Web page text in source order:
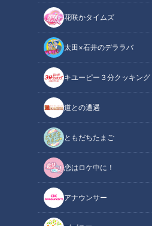
花咲かタイムズ
太田×石井のデララバ
キユーピー３分クッキング
道との遭遇
ともだちたまご
恋はロケ中に！
アナウンサー
アナウンサー
アナウンサーYouTube企画
どこまで話してくれるか試してみた
【本編概要】
今回はお仕事の裏側編！番組前の
アナウンサー陣。ほとんど潜入す
室に柳沢アナが潜入しちゃいます